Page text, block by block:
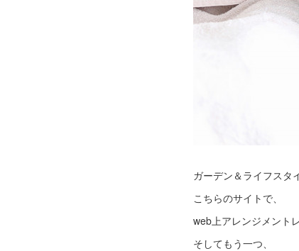
ガーデン＆ライフスタ
こちらのサイトで、
web上アレンジメント
そしてもう一つ、